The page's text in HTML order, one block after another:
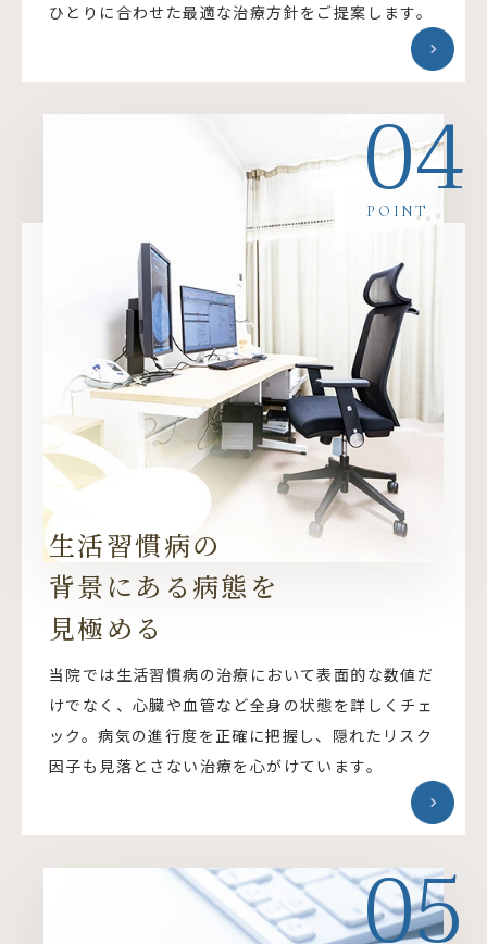
ひとりに合わせた最適な治療方針をご提案します。
04
POINT
生活習慣病の
背景にある病態を
見極める
当院では生活習慣病の治療において表面的な数値だ
けでなく、心臓や血管など全身の状態を詳しくチェ
ック。病気の進行度を正確に把握し、隠れたリスク
因子も見落とさない治療を心がけています。
05